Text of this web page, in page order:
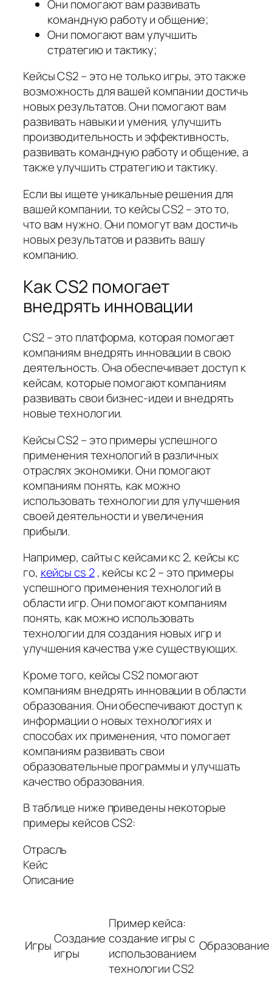
Они помогают вам развивать
командную работу и общение;
Они помогают вам улучшить
стратегию и тактику;
Кейсы CS2 – это не только игры, это также
возможность для вашей компании достичь
новых результатов. Они помогают вам
развивать навыки и умения, улучшить
производительность и эффективность,
развивать командную работу и общение, а
также улучшить стратегию и тактику.
Если вы ищете уникальные решения для
вашей компании, то кейсы CS2 – это то,
что вам нужно. Они помогут вам достичь
новых результатов и развить вашу
компанию.
Как CS2 помогает
внедрять инновации
CS2 – это платформа, которая помогает
компаниям внедрять инновации в свою
деятельность. Она обеспечивает доступ к
кейсам, которые помогают компаниям
развивать свои бизнес-идеи и внедрять
новые технологии.
Кейсы CS2 – это примеры успешного
применения технологий в различных
отраслях экономики. Они помогают
компаниям понять, как можно
использовать технологии для улучшения
своей деятельности и увеличения
прибыли.
Например, сайты с кейсами кс 2, кейсы кс
го, кейсы cs 2, кейсы кс 2 – это примеры
успешного применения технологий в
области игр. Они помогают компаниям
понять, как можно использовать
технологии для создания новых игр и
улучшения качества уже существующих.
Кроме того, кейсы CS2 помогают
компаниям внедрять инновации в области
образования. Они обеспечивают доступ к
информации о новых технологиях и
способах их применения, что помогает
компаниям развивать свои
образовательные программы и улучшать
качество образования.
В таблице ниже приведены некоторые
примеры кейсов CS2:
Отрасль
Кейс
Описание
ИгрыСоздание
игры
Пример кейса:
создание игры с
использованием
технологии CS2
Образование